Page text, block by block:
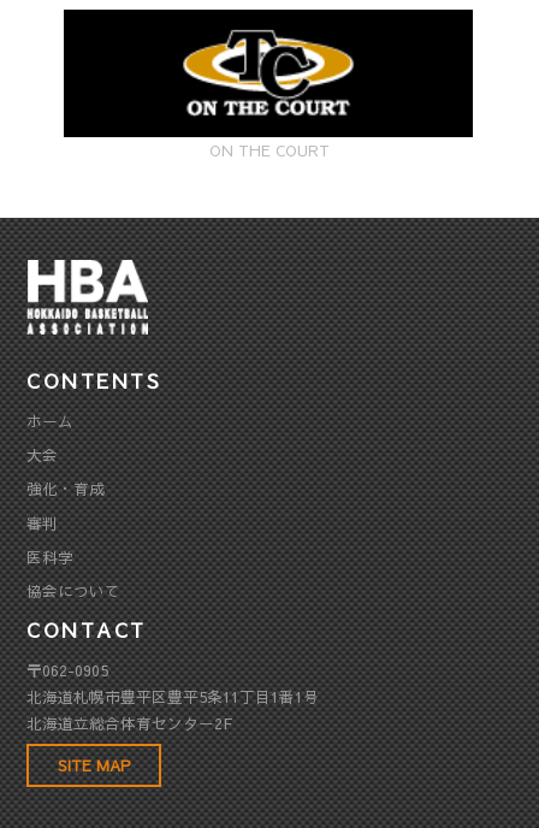
ON THE COURT
CONTENTS
ホーム
大会
強化・育成
審判
医科学
協会について
CONTACT
〒062-0905
北海道札幌市豊平区豊平5条11丁目1番1号
北海道立総合体育センター2F
SITE MAP